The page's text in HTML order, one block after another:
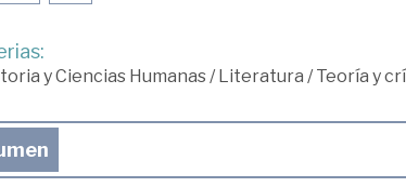
y Ciencias Humanas/ Literatura /Teoría y